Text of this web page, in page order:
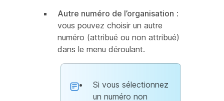
Autre numéro de l’organisation :
vous pouvez choisir un autre
numéro (attribué ou non attribué)
dans le menu déroulant.
Si vous sélectionnez
un numéro non